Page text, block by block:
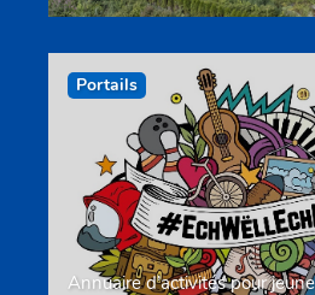
Portails
Annuaire d’activités pour